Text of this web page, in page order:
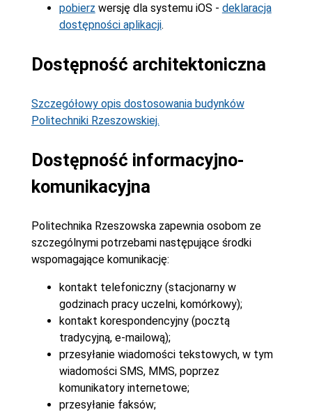
pobierz wersję dla systemu iOS - deklaracja
dostępności aplikacji.
Dostępność architektoniczna
Szczegółowy opis dostosowania budynków
Politechniki Rzeszowskiej.
Dostępność informacyjno-
komunikacyjna
Politechnika Rzeszowska zapewnia osobom ze
szczególnymi potrzebami następujące środki
wspomagające komunikację:
kontakt telefoniczny (stacjonarny w
godzinach pracy uczelni, komórkowy);
kontakt korespondencyjny (pocztą
tradycyjną, e-mailową);
przesyłanie wiadomości tekstowych, w tym
wiadomości SMS, MMS, poprzez
komunikatory internetowe;
przesyłanie faksów;